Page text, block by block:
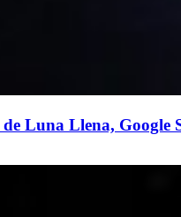
Luna Llena, Google